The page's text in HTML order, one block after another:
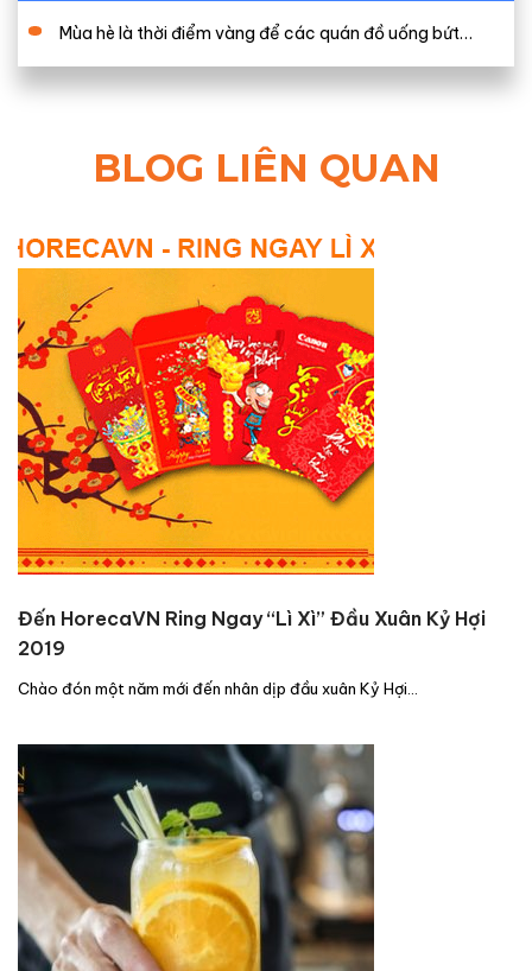
Mùa hè là thời điểm vàng để các quán đồ uống bứt…
BLOG LIÊN QUAN
Đến HorecaVN Ring Ngay “Lì Xì” Đầu Xuân Kỷ Hợi
2019
Chào đón một năm mới đến nhân dịp đầu xuân Kỷ Hợi…